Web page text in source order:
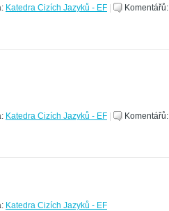
Katedra Cizích Jazyků - EF Komentářů:
Katedra Cizích Jazyků - EF Komentářů:
Katedra Cizích Jazyků - EF